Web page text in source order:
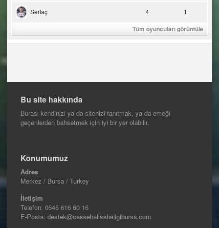
Sertaç 4 1
Tüm oyuncuları görüntüle
Bu site hakkında
Burası kendinizi ya da sitenizi tanıtmak, ya da emeği
geçenlerden bahsetmek için iyi bir yer olabilir.
Konumumuz
Adres
Merkez / Bursa / Turkey
İletişim
Telefon: 0545 616 60 16
E-Posta: destek@cessehalisahaligibursa.com